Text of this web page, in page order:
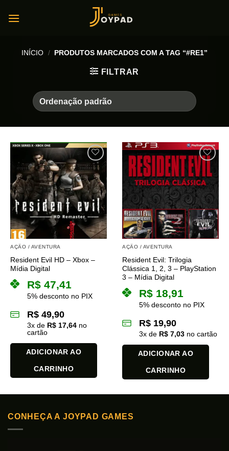
INÍCIO / PRODUTOS MARCADOS COM A TAG “#RE1”
FILTRAR
AÇÃO / AVENTURA
Resident Evil HD – Xbox –
Mídia Digital
R$ 47,41
5% desconto no PIX
R$ 49,90
3x de R$ 17,64 no
cartão
ADICIONAR AO
CARRINHO
AÇÃO / AVENTURA
Resident Evil: Trilogia
Clássica 1, 2, 3 – PlayStation
3 – Mídia Digital
R$ 18,91
5% desconto no PIX
R$ 19,90
3x de R$ 7,03 no cartão
ADICIONAR AO
CARRINHO
CONHEÇA A JOYPAD GAMES